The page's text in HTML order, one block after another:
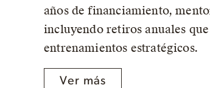
años de financiamiento,
incluyendo retiros anuales
entrenamientos estratégicos.
Ver más